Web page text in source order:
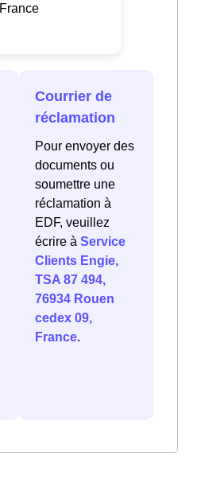
France
Courrier de
réclamation
Pour envoyer des
documents ou
soumettre une
réclamation à
EDF, veuillez
écrire à Service
Clients Engie,
TSA 87 494,
76934 Rouen
cedex 09,
France.